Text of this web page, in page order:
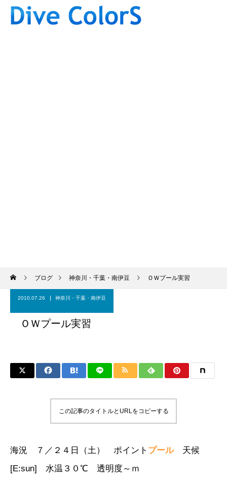
ブログ 神奈川・千葉・南伊豆 ＯＷプール実習
2010.07.26 神奈川・千葉・南伊豆
ＯＷプール実習
この記事のタイトルとURLをコピーする
海況 ７ ／２４ 日（土） ポイント プール天候
[E:sun] 水温３０ ℃ 透明度～ｍ